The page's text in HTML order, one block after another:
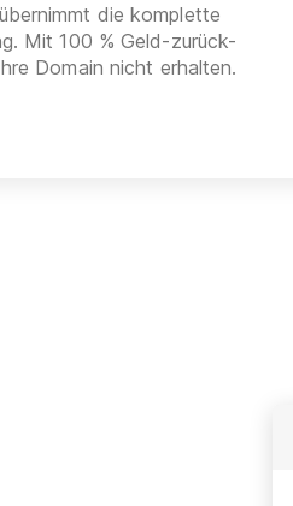
die komplette
Mit 100 % Geld-zurück-
Domain nicht erhalten.